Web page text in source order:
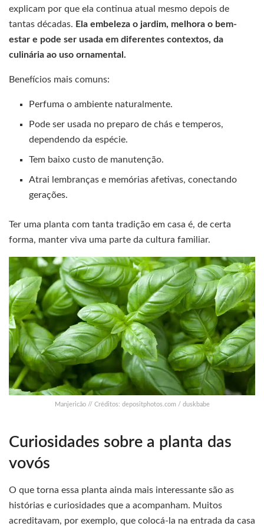
explicam por que ela continua atual mesmo depois de
tantas décadas. Ela embeleza o jardim, melhora o bem-
estar e pode ser usada em diferentes contextos, da
culinária ao uso ornamental.
Benefícios mais comuns:
Perfuma o ambiente naturalmente.
Pode ser usada no preparo de chás e temperos,
dependendo da espécie.
Tem baixo custo de manutenção.
Atrai lembranças e memórias afetivas, conectando
gerações.
Ter uma planta com tanta tradição em casa é, de certa
forma, manter viva uma parte da cultura familiar.
Manjericão // Créditos: depositphotos.com / duskbabe
Curiosidades sobre a planta das
vovós
O que torna essa planta ainda mais interessante são as
histórias e curiosidades que a acompanham. Muitos
acreditavam, por exemplo, que colocá-la na entrada da casa